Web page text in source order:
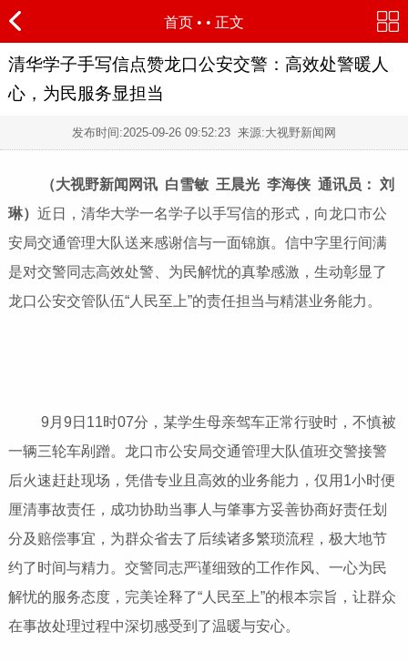
首页 • • 正文
清华学子手写信点赞龙口公安交警：高效处警暖人
心，为民服务显担当
发布时间:2025-09-26 09:52:23 来源:大视野新闻网
（大视野新闻网讯 白雪敏 王晨光 李海侠 通讯员： 刘
琳） 近日，清华大学一名学子以手写信的形式，向龙口市公
安局交通管理大队送来感谢信与一面锦旗。信中字里行间满
是对交警同志高效处警、为民解忧的真挚感激，生动彰显了
龙口公安交管队伍“人民至上”的责任担当与精湛业务能力。
9月9日11时07分，某学生母亲驾车正常行驶时，不慎被
一辆三轮车剐蹭。龙口市公安局交通管理大队值班交警接警
后火速赶赴现场，凭借专业且高效的业务能力，仅用1小时便
厘清事故责任，成功协助当事人与肇事方妥善协商好责任划
分及赔偿事宜，为群众省去了后续诸多繁琐流程，极大地节
约了时间与精力。交警同志严谨细致的工作作风、一心为民
解忧的服务态度，完美诠释了“人民至上”的根本宗旨，让群众
在事故处理过程中深切感受到了温暖与安心。